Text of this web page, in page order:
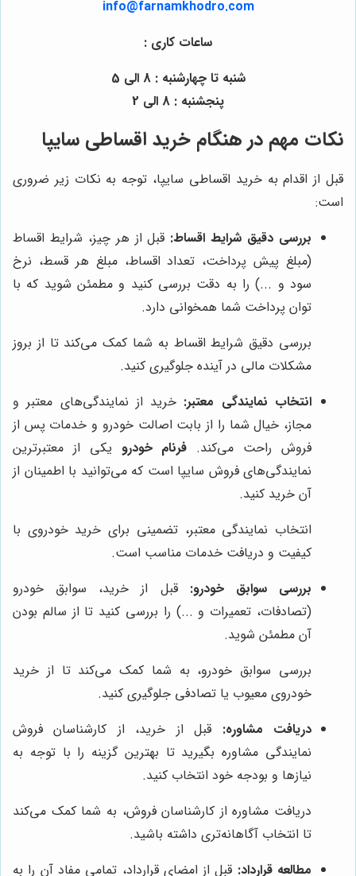
info@farnamkhodro.com
ساعات کاری :
شنبه تا چهارشنبه : 8 الی 5
پنجشنبه : 8 الی 2
نکات مهم در هنگام خرید اقساطی سایپا
قبل از اقدام به خرید اقساطی سایپا، توجه به نکات زیر ضروری
است:
بررسی دقیق شرایط اقساط: قبل از هر چیز، شرایط اقساط
(مبلغ پیش پرداخت، تعداد اقساط، مبلغ هر قسط، نرخ
سود و ...) را به دقت بررسی کنید و مطمئن شوید که با
توان پرداخت شما همخوانی دارد.
بررسی دقیق شرایط اقساط به شما کمک می‌کند تا از بروز
مشکلات مالی در آینده جلوگیری کنید.
انتخاب نمایندگی معتبر: خرید از نمایندگی‌های معتبر و
مجاز، خیال شما را از بابت اصالت خودرو و خدمات پس از
فروش راحت می‌کند. فرنام خودرو یکی از معتبرترین
نمایندگی‌های فروش سایپا است که می‌توانید با اطمینان از
آن خرید کنید.
انتخاب نمایندگی معتبر، تضمینی برای خرید خودروی با
کیفیت و دریافت خدمات مناسب است.
بررسی سوابق خودرو: قبل از خرید، سوابق خودرو
(تصادفات، تعمیرات و ...) را بررسی کنید تا از سالم بودن
آن مطمئن شوید.
بررسی سوابق خودرو، به شما کمک می‌کند تا از خرید
خودروی معیوب یا تصادفی جلوگیری کنید.
دریافت مشاوره: قبل از خرید، از کارشناسان فروش
نمایندگی مشاوره بگیرید تا بهترین گزینه را با توجه به
نیازها و بودجه خود انتخاب کنید.
دریافت مشاوره از کارشناسان فروش، به شما کمک می‌کند
تا انتخاب آگاهانه‌تری داشته باشید.
مطالعه قرارداد: قبل از امضای قرارداد، تمامی مفاد آن را به